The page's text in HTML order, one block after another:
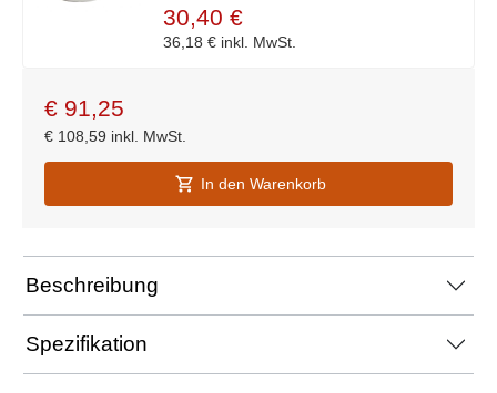
30,40 €
36,18 € inkl. MwSt.
€ 91,25
€ 108,59 inkl. MwSt.
In den Warenkorb
Beschreibung
Spezifikation